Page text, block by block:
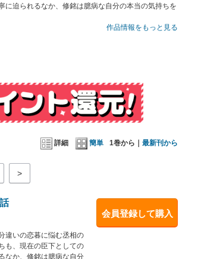
迫られるなか、修銘は臆病な自分の本当の気持ちを
作品情報をもっと見る
詳細 簡単 1巻から｜ 最新刊から
>
会員登録して購入
違いの恋暮に悩む丞相の
も、現在の臣下としての
なか、修銘は臆病な自分